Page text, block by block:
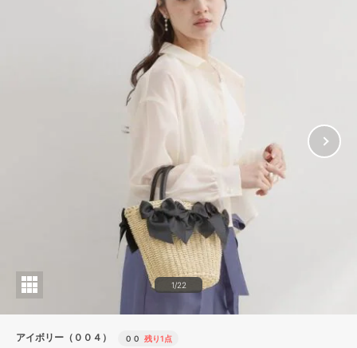
1/22
アイボリー（００４） ００ 残り1点